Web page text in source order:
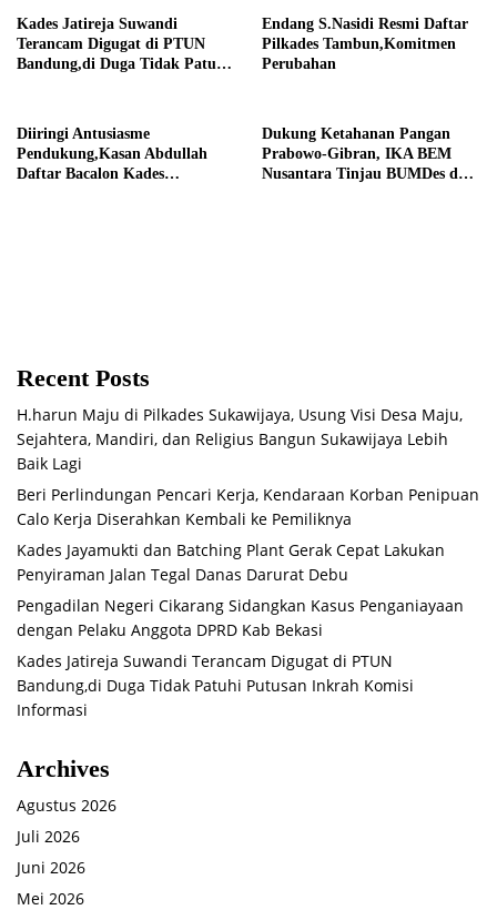
Kades Jatireja Suwandi
Terancam Digugat di PTUN
Bandung,di Duga Tidak Patuhi
Endang S.Nasidi Resmi Daftar
Pilkades Tambun,Komitmen
Perubahan
Diiringi Antusiasme
Pendukung,Kasan Abdullah
Daftar Bacalon Kades
Dukung Ketahanan Pangan
Prabowo-Gibran, IKA BEM
Nusantara Tinjau BUMDes dan
Recent Posts
H.harun Maju di Pilkades Sukawijaya, Usung Visi Desa Maju,
Sejahtera, Mandiri, dan Religius Bangun Sukawijaya Lebih
Baik Lagi
Beri Perlindungan Pencari Kerja, Kendaraan Korban Penipuan
Calo Kerja Diserahkan Kembali ke Pemiliknya
Kades Jayamukti dan Batching Plant Gerak Cepat Lakukan
Penyiraman Jalan Tegal Danas Darurat Debu
Pengadilan Negeri Cikarang Sidangkan Kasus Penganiayaan
dengan Pelaku Anggota DPRD Kab Bekasi
Kades Jatireja Suwandi Terancam Digugat di PTUN
Bandung,di Duga Tidak Patuhi Putusan Inkrah Komisi
Informasi
Archives
Agustus 2026
Juli 2026
Juni 2026
Mei 2026